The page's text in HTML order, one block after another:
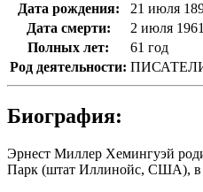
Дата рождения:
21 июля
Дата смерти:
2 июля 1961
Полных лет:
61 год
Род деятельности:
Биография:
Эрнест Миллер Хемингуэй
Парк (штат Иллинойс, США), в